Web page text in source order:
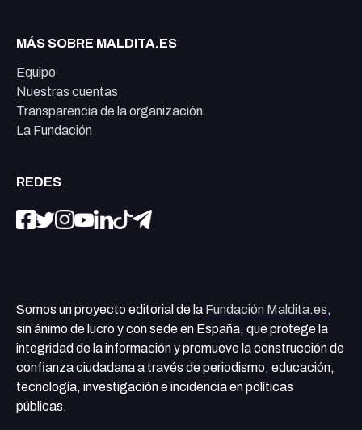
MÁS SOBRE MALDITA.ES
Equipo
Nuestras cuentas
Transparencia de la organización
La Fundación
REDES
Somos un proyecto editorial de la Fundación Maldita.es,
sin ánimo de lucro y con sede en España, que protege la
integridad de la información y promueve la construcción de
confianza ciudadana a través de periodismo, educación,
tecnología, investigación e incidencia en políticas
públicas.